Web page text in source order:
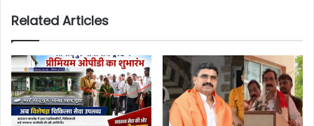
Related Articles